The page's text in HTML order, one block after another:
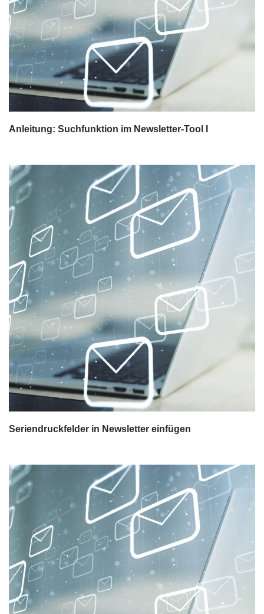
Anleitung: Suchfunktion im Newsletter-Tool I
Seriendruckfelder in Newsletter einfügen